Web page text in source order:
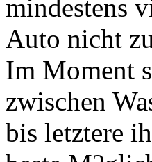
mindestens
Auto nicht
Im Moment
zwischen
bis letztere